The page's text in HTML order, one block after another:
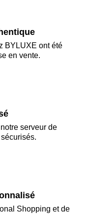
BYLUXE ont été
en vente.
serveur de
Shopping et de